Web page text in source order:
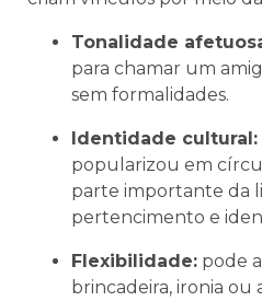
Tonalidade
para chamar um
sem formalidades.
Identidade cultural:
popularizou em
parte importante da
pertencimento e
Flexibilidade: pode
brincadeira, ironia ou